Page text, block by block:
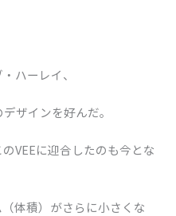
ハーレイ、
ザインを好んだ。
VEEに迎合したのも今とな
体積）がさらに小さくな